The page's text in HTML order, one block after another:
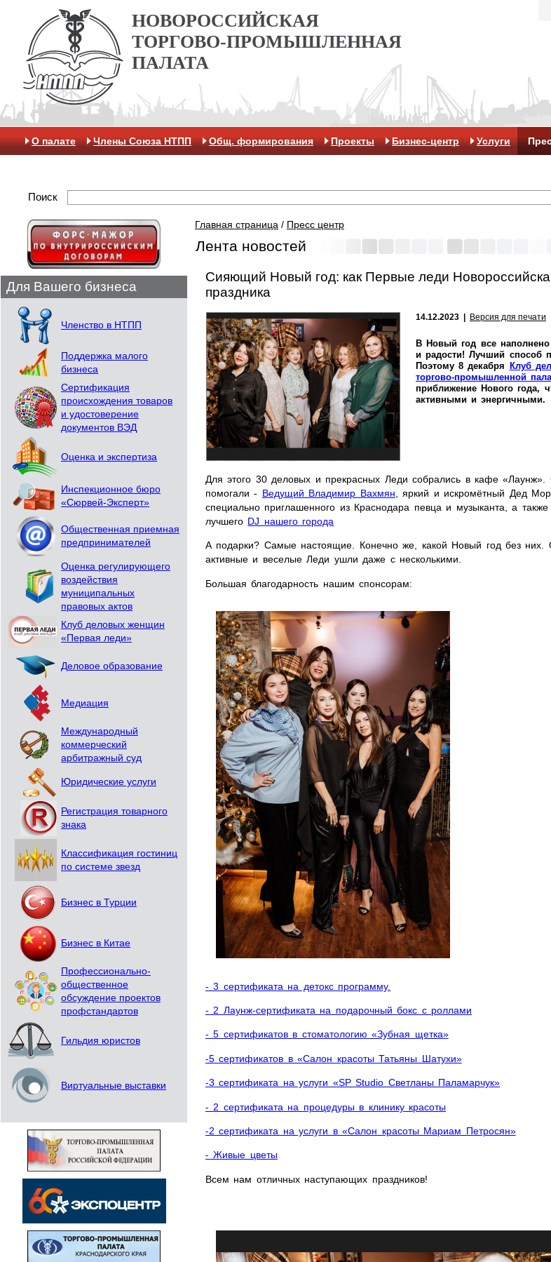
НОВОРОССИЙСКАЯ
ТОРГОВО-ПРОМЫШЛЕННАЯ
ПАЛАТА
О палате Члены Союза НТПП Общ. формирования Проекты Бизнес-центр Услуги
Поиск
Для Вашего бизнеса
Членство в НТПП
Поддержка малого
бизнеса
Сертификация
происхождения товаров
и удостоверение
документов ВЭД
Оценка и экспертиза
Инспекционное бюро
«Сюрвей-Эксперт»
Общественная приемная
предпринимателей
Оценка регулирующего
воздействия
муниципальных
правовых актов
Клуб деловых женщин
«Первая леди»
Деловое образование
Медиация
Международный
коммерческий
арбитражный суд
Юридические услуги
Регистрация товарного
знака
Классификация гостиниц
по системе звезд
Бизнес в Турции
Бизнес в Китае
Профессионально-
общественное
обсуждение проектов
профстандартов
Гильдия юристов
Виртуальные выставки
Главная страница / Пресс центр
Лента новостей
Сияющий Новый год: как Первые леди
праздника
14.12.2023 | Версия для печати
В Новый год все
и радости! Лучший способ
Поэтому 8 декабря
Клуб
торгово-промышленной
приближение Нового года,
активными и энергичными.
Для этого 30 деловых и прекрасных Леди собрались в кафе
помогали - Ведущий Владимир Вахмян , яркий и искромётный Дед
специально приглашенного из Краснодара певца и музыканта, а
лучшего DJ нашего города
А подарки? Самые настоящие. Конечно же, какой Новый год без
активные и веселые Леди ушли даже с несколькими.
Большая благодарность нашим спонсорам:
- 3 сертификата на детокс программу.
- 2 Лаунж-сертификата на подарочный бокс с роллами
- 5 сертификатов в стоматологию «Зубная щетка»
-5 сертификатов в «Салон красоты Татьяны Шатухи»
-3 сертификата на услуги «SP Studio Светланы Паламарчук»
- 2 сертификата на процедуры в клинику красоты
-2 сертификата на услуги в «Салон красоты Мариам Петросян»
- Живые цветы
Всем нам отличных наступающих праздников!